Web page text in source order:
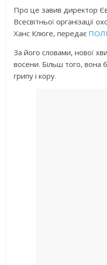
Про це завив директор
Всесвітньої організації
Ханс Клюге, передає
За його словами, нової
восени. Більш того, вона
грипу і кору.